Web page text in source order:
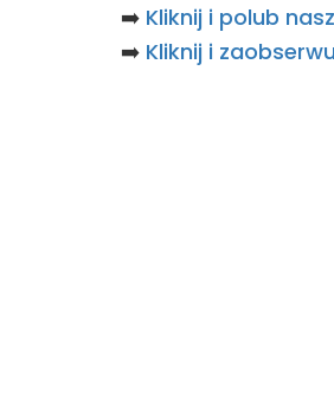
➡️ Kliknij i polub
➡️ Kliknij i